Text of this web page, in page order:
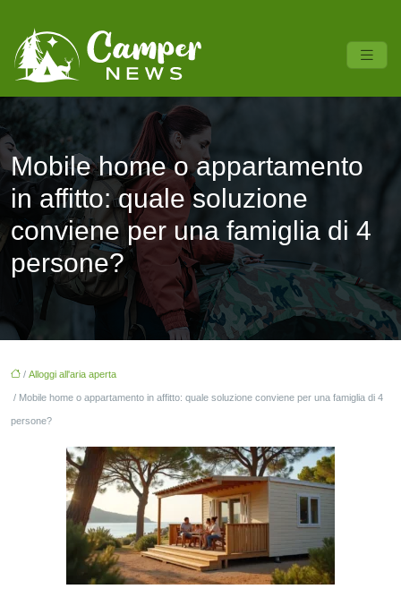
Mobile home o appartamento
in affitto: quale soluzione
conviene per una famiglia di 4
persone?
/ Alloggi all'aria aperta
/ Mobile home o appartamento in affitto: quale soluzione conviene per una famiglia di 4
persone?